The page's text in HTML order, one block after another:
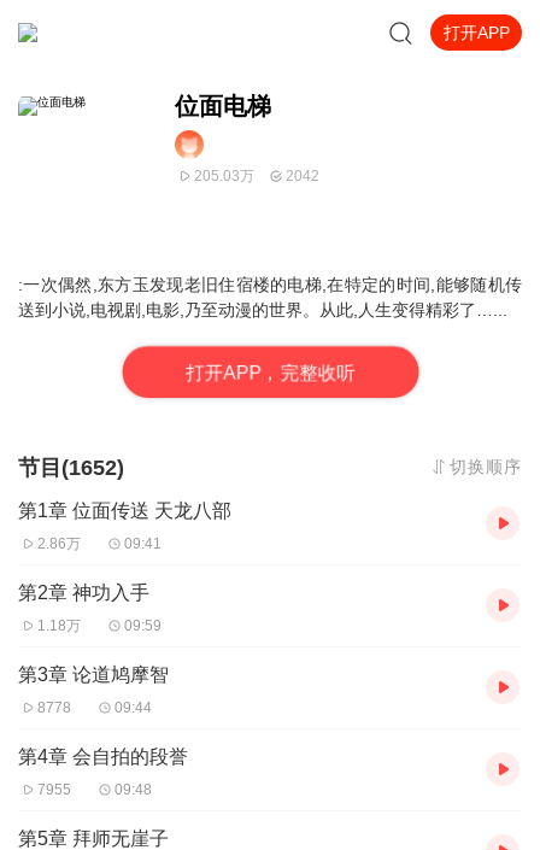
打开APP
位面电梯
205.03万 2042
:一次偶然,东方玉发现老旧住宿楼的电梯,在特定的时间,能够随机传
送到小说,电视剧,电影,乃至动漫的世界。从此,人生变得精彩了
打开APP，完整收听
节目(1652) 切换顺序
第1章 位面传送 天龙八部
2.86万 09:41
第2章 神功入手
1.18万 09:59
第3章 论道鸠摩智
8778 09:44
第4章 会自拍的段誉
7955 09:48
第5章 拜师无崖子